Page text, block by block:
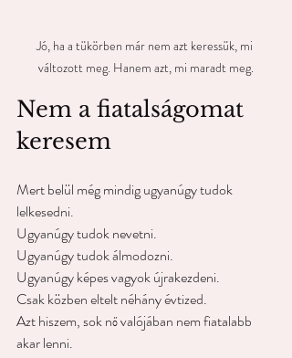
Jó, ha a tükörben már nem azt keressük, mi
változott meg. Hanem azt, mi maradt meg.
Nem a fiatalságomat
keresem
Mert belül még mindig ugyanúgy tudok
lelkesedni.
Ugyanúgy tudok nevetni.
Ugyanúgy tudok álmodozni.
Ugyanúgy képes vagyok újrakezdeni.
Csak közben eltelt néhány évtized.
Azt hiszem, sok nő valójában nem fiatalabb
akar lenni.